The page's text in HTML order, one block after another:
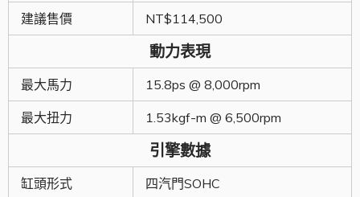
建議售價 NT$114,500
動力表現
最大馬力 15.8ps @ 8,000rpm
最大扭力 1.53kgf-m @ 6,500rpm
引擎數據
缸頭形式 四汽門SOHC